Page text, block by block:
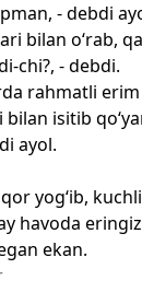
- debdi
bilan o‘rab,
chi?, - debdi.
rahmatli
isitib
ayol.
yog‘ib,
havoda
ekan.